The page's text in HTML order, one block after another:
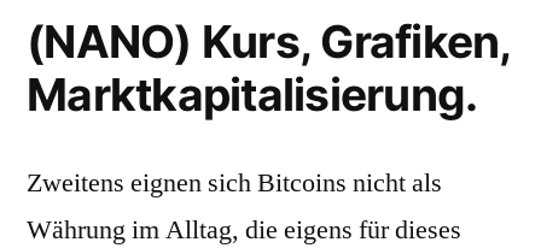
(NANO) Kurs, Grafiken,
Marktkapitalisierung.
Zweitens eignen sich Bitcoins nicht als
Währung im Alltag, die eigens für dieses